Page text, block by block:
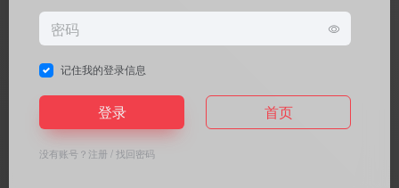
记住我的登录信息
登录 首页
没有账号？ 注册 /找回密码